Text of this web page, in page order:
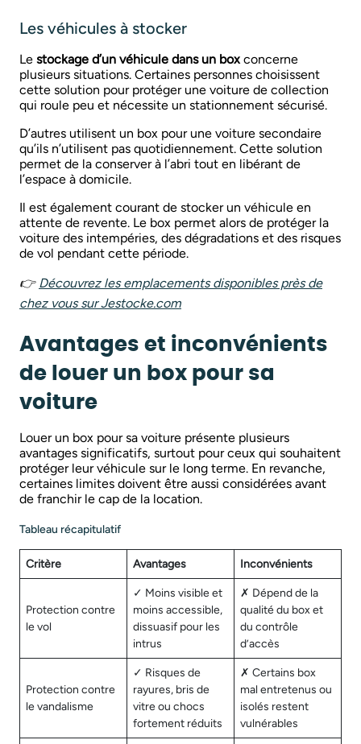
Les véhicules à stocker
Le stockage d’un véhicule dans un box concerne
plusieurs situations. Certaines personnes choisissent
cette solution pour protéger une voiture de collection
qui roule peu et nécessite un stationnement sécurisé.
D’autres utilisent un box pour une voiture secondaire
qu’ils n’utilisent pas quotidiennement. Cette solution
permet de la conserver à l’abri tout en libérant de
l’espace à domicile.
Il est également courant de stocker un véhicule en
attente de revente. Le box permet alors de protéger la
voiture des intempéries, des dégradations et des risques
de vol pendant cette période.
👉 Découvrez les emplacements disponibles près de
chez vous surJestocke.com
Avantages et inconvénients
de louer un box pour sa
voiture
Louer un box pour sa voiture présente plusieurs
avantages significatifs, surtout pour ceux qui souhaitent
protéger leur véhicule sur le long terme. En revanche,
certaines limites doivent être aussi considérées avant
de franchir le cap de la location.
Tableau récapitulatif
Critère Avantages Inconvénients
Protection contre
le vol
✓ Moins visible et
moins accessible,
dissuasif pour les
intrus
✗ Dépend de la
qualité du box et
du contrôle
d’accès
Protection contre
le vandalisme
✓ Risques de
rayures, bris de
vitre ou chocs
fortement réduits
✗ Certains box
mal entretenus ou
isolés restent
vulnérables